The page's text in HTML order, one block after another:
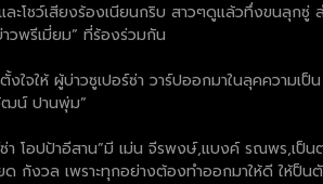
ะโชว์เสียงร้องเนียนกริบ สาวๆดูแล้วทึ่งขนลุก
วพรีเมี่ยม” ที่ร้องร่วมกัน
งใจให้ ผู้บ่าวซูเปอร์ซ่า วาร์ปออกมาในลุคความ
ฒน์ ปานพุ่ม”
า โอปป้าอีสาน”มี เม่น จีรพงษ์,แบงค์ รณพร,เป็น
ด กังวล เพราะทุกอย่างต้องทำออกมาให้ดี ให้ป็น